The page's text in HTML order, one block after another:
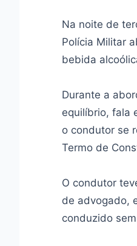
Na noite de
Polícia Militar
bebida
Durante a
equilíbrio, fala
o condutor se
Termo de
O condutor
de advogado,
conduzido